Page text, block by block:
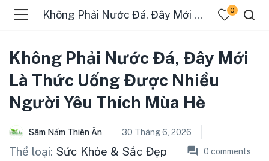
Không Phải Nước Đá, Đây Mới Là Thức Uống Được Nhiều Người Yêu Thích Mùa Hè 0
Không Phải Nước Đá, Đây Mới
Là Thức Uống Được Nhiều
Người Yêu Thích Mùa Hè
Sâm Nấm Thiên Ân 30 Tháng 6, 2026
Thể loại: Sức Khỏe & Sắc Đẹp 0 comments